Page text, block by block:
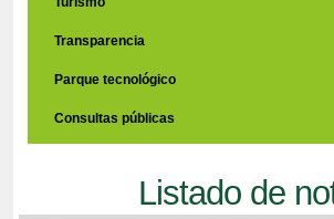
Transparencia
Parque tecnológico
Consultas públicas
Listado de